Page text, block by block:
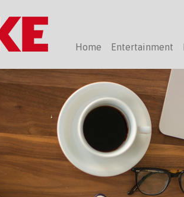
Home Entertainment